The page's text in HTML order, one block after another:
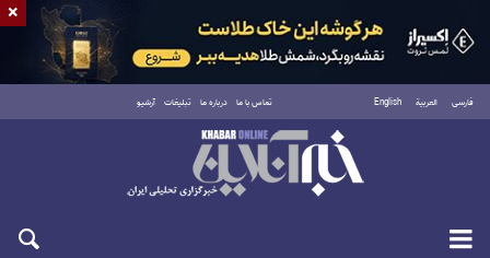
فارسی العربية English تماس با ما درباره ما تبلیغات آرشیو
شنبه ۱۷ مرداد ۱۴۰۵
×